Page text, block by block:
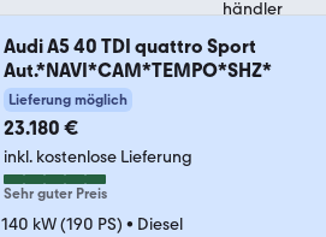
Audi A5 40 TDI quattro Sport
Aut.*NAVI*CAM*TEMPO*SHZ*
Lieferung möglich
23.180 €
inkl. kostenlose Lieferung
Sehr guter Preis
140 kW (190 PS) • Diesel